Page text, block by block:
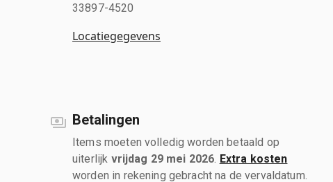
33897-4520
Locatiegegevens
Betalingen
Items moeten volledig worden betaald op
uiterlijk vrijdag 29 mei 2026 Extra kosten
worden in rekening gebracht na de vervaldatum.